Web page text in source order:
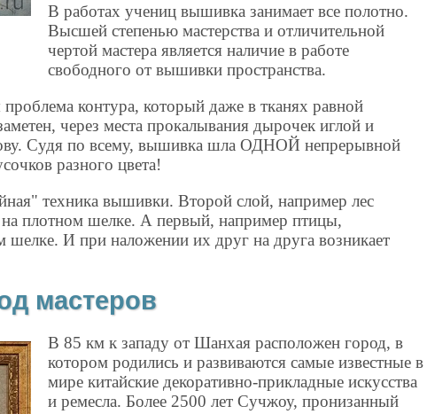
В работах учениц вышивка занимает все полотно.
Высшей степенью мастерства и отличительной
чертой мастера является наличие в работе
свободного от вышивки пространства.
контура, который даже в тканях равной
через места прокалывания дырочек иглой и
Судя по всему, вышивка шла ОДНОЙ непрерывной
разного цвета!
техника вышивки. Второй слой, например лес
плотном шелке. А первый, например птицы,
шелке. И при наложении их друг на друга возникает
мастеров
В 85 км к западу от Шанхая расположен город, в
котором родились и развиваются самые известные в
мире китайские декоративно-прикладные искусства
и ремесла. Более 2500 лет Сучжоу, пронизанный